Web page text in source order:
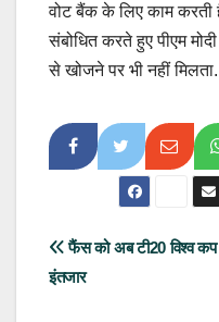
वोट बैंक के लिए काम करती
संबोधित करते हुए पीएम
से खोजने पर भी नहीं मिलता.
Post
navigation
फैंस को अब टी20 विश्व कप
इंतजार